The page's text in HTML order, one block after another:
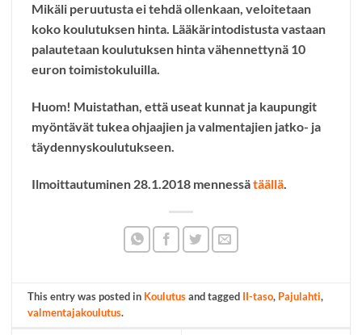
Mikäli peruutusta ei tehdä ollenkaan, veloitetaan
koko koulutuksen hinta. Lääkärintodistusta vastaan
palautetaan koulutuksen hinta vähennettynä 10
euron toimistokuluilla.
Huom! Muistathan, että useat kunnat ja kaupungit
myöntävät tukea ohjaajien ja valmentajien jatko- ja
täydennyskoulutukseen.
Ilmoittautuminen 28.1.2018 mennessätäällä
This entry was posted in Koulutusand tagged II-taso, Pajulahti,
valmentajakoulutus.